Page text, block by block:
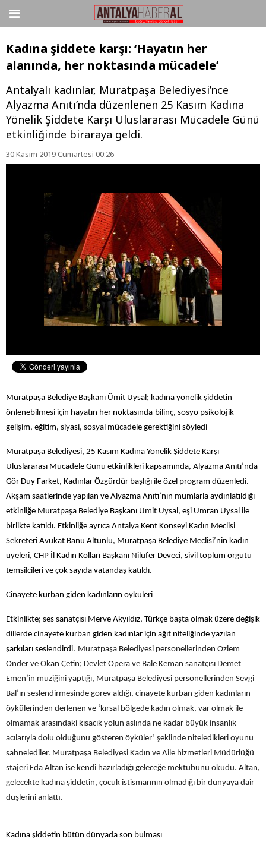
Kadına şiddete karşı: ‘Hayatın her
alanında, her noktasında mücadele’
Antalyalı kadınlar, Muratpaşa Belediyesi’nce
Alyazma Anıtı’nda düzenlenen 25 Kasım Kadına
Yönelik Şiddete Karşı Uluslararası Mücadele Günü
etkinliğinde biraraya geldi.
30 Kasım 2019 Cumartesi 00:26
Muratpaşa Belediye Başkanı Ümit Uysal; kadına yönelik şiddetin
önlenebilmesi için hayatın her noktasında bilinç, sosyo psikolojik
gelişim, eğitim, siyasi, sosyal mücadele gerektiğini söyledi
Muratpaşa Belediyesi, 25 Kasım Kadına Yönelik Şiddete Karşı
Uluslararası Mücadele Günü etkinlikleri kapsamında, Alyazma Anıtı’nda
Gör Duy Farket, Kadınlar Özgürdür başlığı ile özel program düzenledi.
Akşam saatlerinde yapılan ve Alyazma Anıtı’nın mumlarla aydınlatıldığı
etkinliğe Muratpaşa Belediye Başkanı Ümit Uysal, eşi Ümran Uysal ile
birlikte katıldı. Etkinliğe ayrıca Antalya Kent Konseyi Kadın Meclisi
Sekreteri Avukat Banu Altunlu, Muratpaşa Belediye Meclisi’nin kadın
üyeleri, CHP İl Kadın Kolları Başkanı Nilüfer Deveci, sivil toplum örgütü
temsilcileri ve çok sayıda vatandaş katıldı.
Cinayete kurban giden kadınların öyküleri
Etkinlikte; ses sanatçısı Merve Akyıldız, Türkçe başta olmak üzere değişik
dillerde cinayete kurban giden kadınlar için ağıt niteliğinde yazılan
şarkıları seslendirdi. Muratpaşa Belediyesi personellerinden Özlem
Önder ve Okan Çetin; Devlet Opera ve Bale Keman sanatçısı Demet
Emen’in müziğini yaptığı, Muratpaşa Belediyesi personellerinden Sevgi
Bal’ın seslendirmesinde görev aldığı, cinayete kurban giden kadınların
öykülerinden derlenen ve ‘kırsal bölgede kadın olmak, var olmak ile
olmamak arasındaki kısacık yolun aslında ne kadar büyük insanlık
acılarıyla dolu olduğunu gösteren öyküler’ şeklinde niteledikleri oyunu
sahnelediler. Muratpaşa Belediyesi Kadın ve Aile hizmetleri Müdürlüğü
stajeri Eda Altan ise kendi hazırladığı geleceğe mektubunu okudu. Altan,
gelecekte kadına şiddetin, çocuk istismarının olmadığı bir dünyaya dair
düşlerini anlattı.
Kadına şiddetin bütün dünyada son bulması